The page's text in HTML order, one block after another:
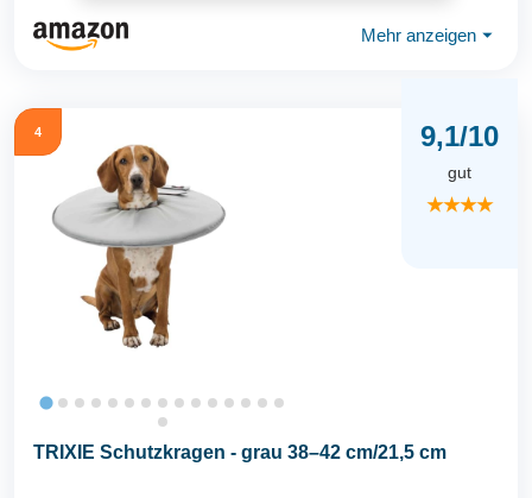
Mehr anzeigen ⏷
4 9,1/10
gut
★★★★
TRIXIE Schutzkragen - grau 38–42 cm/21,5 cm